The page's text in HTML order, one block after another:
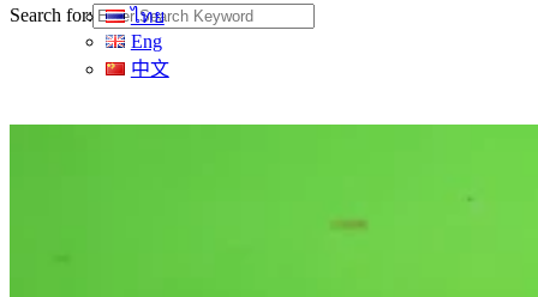
ไทย
Eng
中文
Search for: